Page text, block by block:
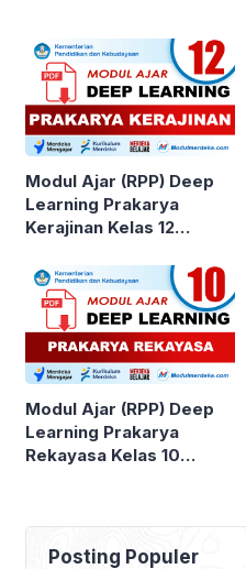
Modul Ajar (RPP) Deep
Learning Prakarya
Kerajinan Kelas 12
Modul Ajar (RPP) Deep
Learning Prakarya
Rekayasa Kelas 10
Posting Populer